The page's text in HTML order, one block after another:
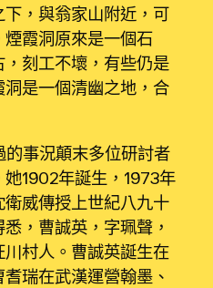
，與翁家山附近，可
霞洞原來是一個石
刻工不壞，有些仍是
是一個清幽之地，合
的事況顛末多位研討者
1902年誕生，1973年
威傳授上世紀八九十
，曹誠英，字珮聲，
村人。曹誠英誕生在
瑞在武漢運營翰墨、